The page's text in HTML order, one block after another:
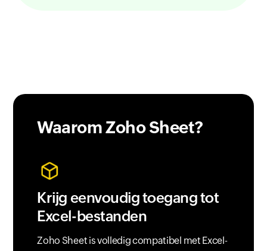
WaaromZoho Sheet?
Krijg eenvoudig toegang tot
Excel-bestanden
Zoho Sheet is volledig compatibel met Excel-